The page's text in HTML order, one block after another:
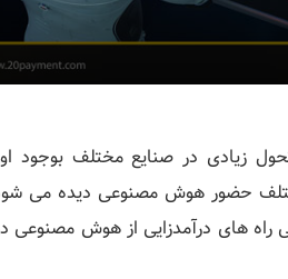
زیادی در صنایع مختلف بوجود
حضور هوش مصنوعی دیده می
راه های درآمدزایی از هوش مصنوعی